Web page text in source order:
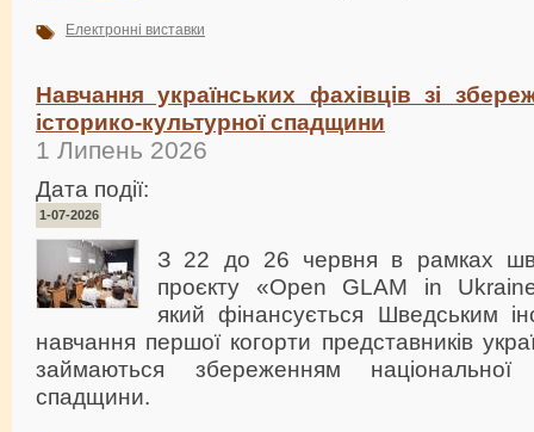
Електронні виставки
Навчання українських фахівців зі
історико-культурної спадщини
1 Липень 2026
Дата події:
1-07-2026
З 22 до 26 червня в рамках
проєкту «Open GLAM in
який фінансується Шведським
навчання першої когорти представників
займаються збереженням національної
спадщини.